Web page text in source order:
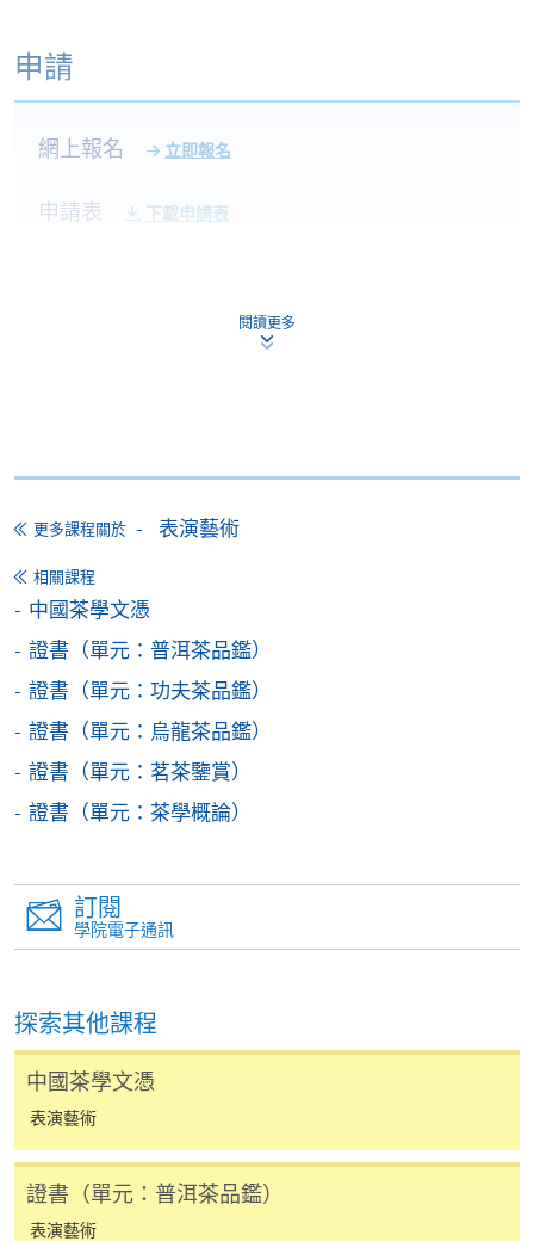
申請
網上報名 立即報名
申請表 下載申請表
香港大學專業進修學院提供24小時網上報名及繳費服
信支付」(Online WeChat Pay) 、「支付寶」(Online
報讀新課程
填寫網上報名表格
申請人可按該課程網頁的右上角的
後按照指示填妥網上報名表格。
中指定所須文件(如學歷證明)。系統只支援doc,
docx, jpg 和pdf格式之附件。
申請人可使用以下方式繳交報名費或課程費用:
繳費靈網上服務
碼，請瀏覽繳費靈網址http://www.ppshk.com 。
*信用咭網上繳費服務
閱讀更多
更多課程關於 表演藝術
相關課程
中國茶學文憑
證書（單元：普洱茶品鑑）
證書（單元：功夫茶品鑑）
證書（單元：烏龍茶品鑑）
證書（單元：茗茶鑒賞）
證書（單元：茶學概論）
訂閱
學院電子通訊
探索其他課程
中國茶學文憑
表演藝術
證書（單元：普洱茶品鑑）
表演藝術